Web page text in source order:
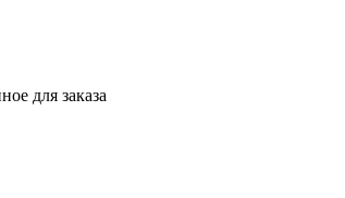
для заказа